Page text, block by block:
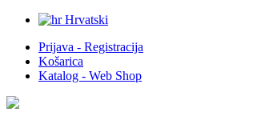
Hrvatski
Prijava - Registracija
Košarica
Katalog - Web Shop